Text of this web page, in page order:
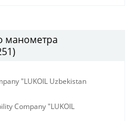
манометра
"LUKOIL Uzbekistan
Company "LUKOIL